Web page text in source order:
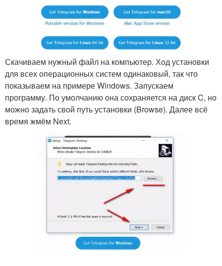
Скачиваем нужный файл на компьютер. Ход установки
для всех операционных систем одинаковый, так что
показываем на примере Windows. Запускаем
программу. По умолчанию она сохраняется на диск C, но
можно задать свой путь установки (Browse). Далее всё
время жмём Next.